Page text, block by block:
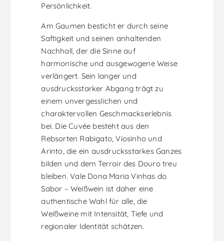
Persönlichkeit.
Am Gaumen besticht er durch seine
Saftigkeit und seinen anhaltenden
Nachhall, der die Sinne auf
harmonische und ausgewogene Weise
verlängert. Sein langer und
ausdrucksstarker Abgang trägt zu
einem unvergesslichen und
charaktervollen Geschmackserlebnis
bei. Die Cuvée besteht aus den
Rebsorten Rabigato, Viosinho und
Arinto, die ein ausdrucksstarkes Ganzes
bilden und dem Terroir des Douro treu
bleiben. Vale Dona Maria Vinhas do
Sabor – Weißwein ist daher eine
authentische Wahl für alle, die
Weißweine mit Intensität, Tiefe und
regionaler Identität schätzen.